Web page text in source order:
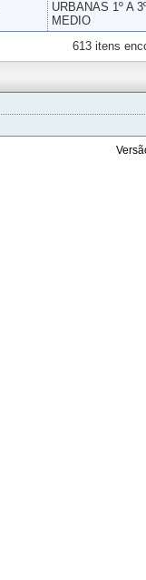
URBANAS 1º A
MEDIO
613 itens